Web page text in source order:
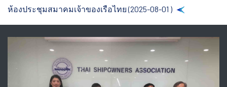
ห้องประชุมสมาคมเจ้าของเรือไทย (2025-08-01 )